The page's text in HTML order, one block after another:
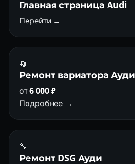
Главная страница Audi
Перейти →
🔄
Ремонт вариатора Ауди
от6 000 ₽
Подробнее →
🔧
Ремонт DSG Ауди